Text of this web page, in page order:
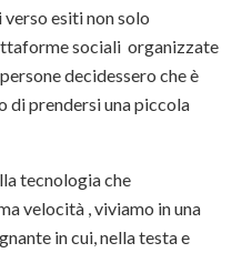
esiti non solo
sociali organizzate
decidessero che è
di prendersi una piccola
tecnologia che
velocità , viviamo in una
in cui, nella testa e